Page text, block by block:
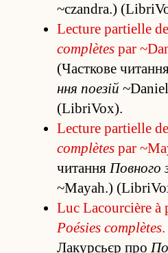
~czandra.)
Lecture partielle de
complètespar
(Часткове
ння поезій
(LibriVox).
Lecture partielle de
complètespar
чита­ння Повного
~Mayah.)
Luc Lacourcière à
Poésies complètes.
Лакурсьєр про